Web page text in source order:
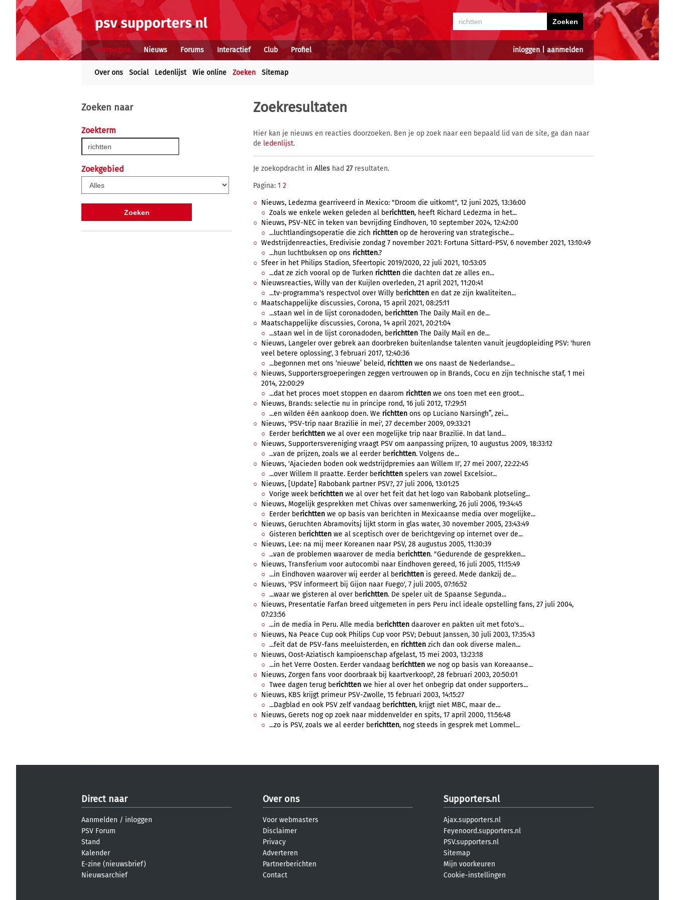
inloggen| aanmelden
Voorpagina Nieuws Forums Interactief Club Profiel
Over ons Social Ledenlijst Wie online Zoeken Sitemap
Zoeken naar
Zoekterm
Zoekgebied
Zoekresultaten
Hier kan je nieuws en reacties doorzoeken. Ben je op zoek naar een bepaald lid van de site, ga dan naar
de ledenlijst.
Je zoekopdracht in Alles had 27resultaten.
Pagina: 1 2
Nieuws, Ledezma gearriveerd in Mexico: "Droom die uitkomt", 12 juni 2025, 13:36:00
Zoals we enkele weken geleden al berichtten, heeft Richard Ledezma in het...
Nieuws, PSV-NEC in teken van bevrijding Eindhoven, 10 september 2024, 12:42:00
...luchtlandingsoperatie die zich richtten op de herovering van strategische...
Wedstrijdenreacties, Eredivisie zondag 7 november 2021: Fortuna Sittard-PSV, 6 november 2021, 13:10:49
...hun luchtbuksen op ons richtten.?
Sfeer in het Philips Stadion, Sfeertopic 2019/2020, 22 juli 2021, 10:53:05
...dat ze zich vooral op de Turken richtten die dachten dat ze alles en...
Nieuwsreacties, Willy van der Kuijlen overleden, 21 april 2021, 11:20:41
...tv-programma's respectvol over Willy berichtten en dat ze zijn kwaliteiten...
Maatschappelijke discussies, Corona, 15 april 2021, 08:25:11
...staan wel in de lijst coronadoden, berichtten The Daily Mail en de...
Maatschappelijke discussies, Corona, 14 april 2021, 20:21:04
...staan wel in de lijst coronadoden, berichtten The Daily Mail en de...
Nieuws, Langeler over gebrek aan doorbreken buitenlandse talenten vanuit jeugdopleiding PSV: 'huren
veel betere oplossing', 3 februari 2017, 12:40:36
...begonnen met ons ‘nieuwe’ beleid, richtten we ons naast de Nederlandse...
Nieuws, Supportersgroeperingen zeggen vertrouwen op in Brands, Cocu en zijn technische staf, 1 mei
2014, 22:00:29
...dat het proces moet stoppen en daarom richtten we ons toen met een groot...
Nieuws, Brands: selectie nu in principe rond, 16 juli 2012, 17:29:51
...en wilden één aankoop doen. We richtten ons op Luciano Narsingh”, zei...
Nieuws, 'PSV-trip naar Brazilië in mei', 27 december 2009, 09:33:21
Eerder berichtten we al over een mogelijke trip naar Brazilië. In dat land...
Nieuws, Supportersvereniging vraagt PSV om aanpassing prijzen, 10 augustus 2009, 18:33:12
...van de prijzen, zoals we al eerder berichtten. Volgens de...
Nieuws, 'Ajacieden boden ook wedstrijdpremies aan Willem II', 27 mei 2007, 22:22:45
...over Willem II praatte. Eerder berichtten spelers van zowel Excelsior...
Nieuws, [Update] Rabobank partner PSV?, 27 juli 2006, 13:01:25
Vorige week berichtten we al over het feit dat het logo van Rabobank plotseling...
Nieuws, Mogelijk gesprekken met Chivas over samenwerking, 26 juli 2006, 19:34:45
Eerder berichtten we op basis van berichten in Mexicaanse media over mogelijke...
Nieuws, Geruchten Abramovitsj lijkt storm in glas water, 30 november 2005, 23:43:49
Gisteren berichtten we al sceptisch over de berichtgeving op internet over de...
Nieuws, Lee: na mij meer Koreanen naar PSV, 28 augustus 2005, 11:30:39
...van de problemen waarover de media berichtten. "Gedurende de gesprekken...
Nieuws, Transferium voor autocombi naar Eindhoven gereed, 16 juli 2005, 11:15:49
...in Eindhoven waarover wij eerder al berichtten is gereed. Mede dankzij de...
Nieuws, 'PSV informeert bij Gijon naar Fuego', 7 juli 2005, 07:16:52
...waar we gisteren al over berichtten. De speler uit de Spaanse Segunda...
Nieuws, Presentatie Farfan breed uitgemeten in pers Peru incl ideale opstelling fans, 27 juli 2004,
07:23:56
...in de media in Peru. Alle media berichtten daarover en pakten uit met foto's...
Nieuws, Na Peace Cup ook Philips Cup voor PSV; Debuut Janssen, 30 juli 2003, 17:35:43
...feit dat de PSV-fans meeluisterden, en richtten zich dan ook diverse malen...
Nieuws, Oost-Aziatisch kampioenschap afgelast, 15 mei 2003, 13:23:18
...in het Verre Oosten. Eerder vandaag berichtten we nog op basis van Koreaanse...
Nieuws, Zorgen fans voor doorbraak bij kaartverkoop?, 28 februari 2003, 20:50:01
Twee dagen terug berichtten we hier al over het onbegrip dat onder supporters...
Nieuws, KBS krijgt primeur PSV-Zwolle, 15 februari 2003, 14:15:27
...Dagblad en ook PSV zelf vandaag berichtten, krijgt niet MBC, maar de...
Nieuws, Gerets nog op zoek naar middenvelder en spits, 17 april 2000, 11:56:48
...zo is PSV, zoals we al eerder berichtten, nog steeds in gesprek met Lommel...
Direct naar
Aanmelden / inloggen
PSV Forum
Stand
Kalender
E-zine (nieuwsbrief)
Nieuwsarchief
Over ons
Voor webmasters
Disclaimer
Privacy
Adverteren
Partnerberichten
Contact
Supporters.nl
Ajax.supporters.nl
Feyenoord.supporters.nl
PSV.supporters.nl
Sitemap
Mijn voorkeuren
Cookie-instellingen